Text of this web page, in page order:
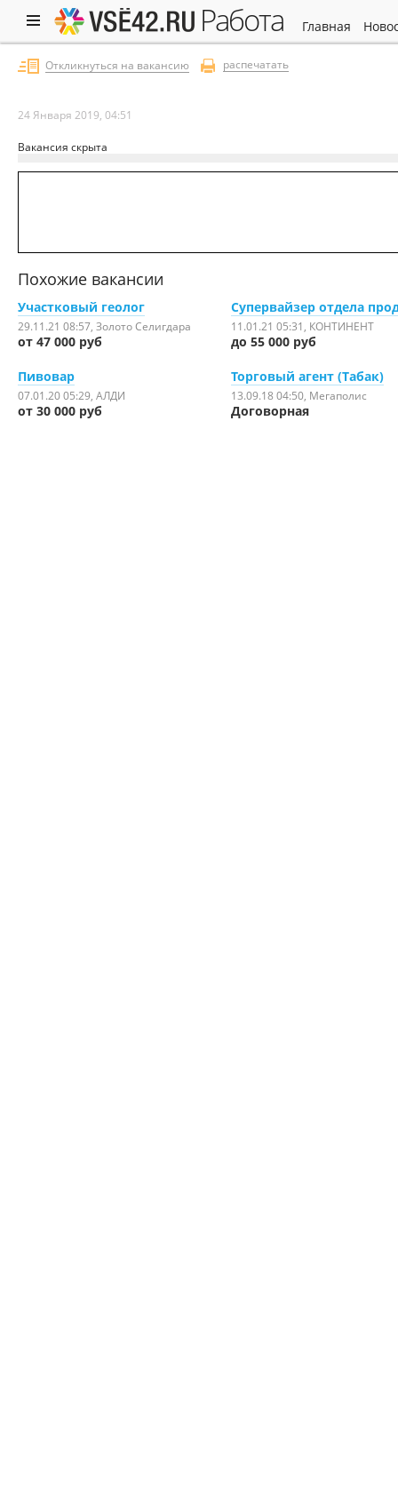
работа главная
Откликнуться на вакансию распечатать
24 Января 2019, 04:51
Вакансия скрыта
Похожие вакансии
Участковый геолог
29.11.21 08:57 , Золото Селигдара
от 47 000 руб
Супервайзер отдела
11.01.21 05:31 , КОНТИНЕНТ
до 55 000 руб
Пивовар
07.01.20 05:29 , АЛДИ
от 30 000 руб
Торговый агент (Табак)
13.09.18 04:50 , Мегаполис
Договорная